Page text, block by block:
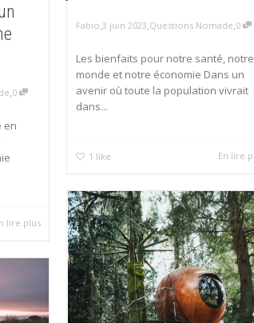
,0
en
lire plus
Fabio,3 juin 2023,Questions Nomade,0
Les bienfaits pour notre santé, notre
monde et notre économie Dans un
avenir où toute la population vivrait
dans...
1 like En lire